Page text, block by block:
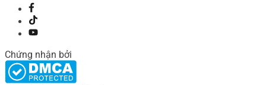
Chứng nhận bởi